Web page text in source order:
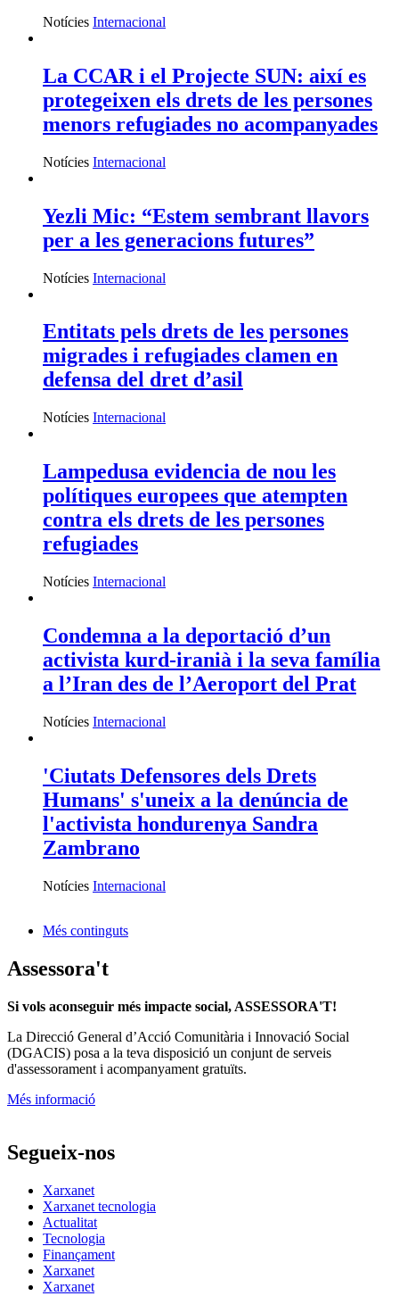
Notícies Internacional
La CCAR i el Projecte SUN: així es
protegeixen els drets de les persones
menors refugiades no acompanyades
Notícies Internacional
Yezli Mic: “Estem sembrant llavors
per a les generacions futures”
Notícies Internacional
Entitats pels drets de les persones
migrades i refugiades clamen en
defensa del dret d’asil
Notícies Internacional
Lampedusa evidencia de nou les
polítiques europees que atempten
contra els drets de les persones
refugiades
Notícies Internacional
Condemna a la deportació d’un
activista kurd-iranià i la seva família
a l’Iran des de l’Aeroport del Prat
Notícies Internacional
'Ciutats Defensores dels Drets
Humans' s'uneix a la denúncia de
l'activista hondurenya Sandra
Zambrano
Notícies Internacional
Més continguts
Assessora't
Si vols aconseguir més impacte social, ASSESSORA'T!
La Direcció General d’Acció Comunitària i Innovació Social
(DGACIS) posa a la teva disposició un conjunt de serveis
d'assessorament i acompanyament gratuïts.
Més informació
Segueix-nos
Xarxanet
Xarxanet tecnologia
Actualitat
Tecnologia
Finançament
Xarxanet
Xarxanet